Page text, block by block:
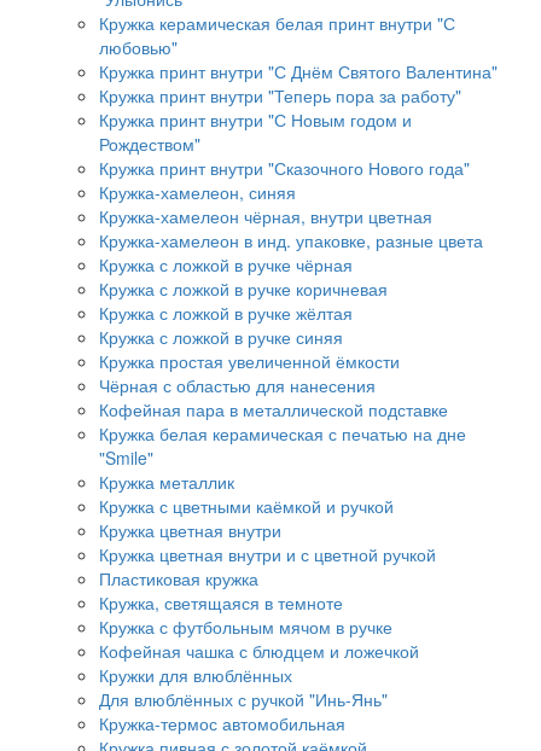
Кружка керамическая белая принт внутри "С
любовью"
Кружка принт внутри "С Днём Святого Валентина"
Кружка принт внутри "Теперь пора за работу"
Кружка принт внутри "С Новым годом и
Рождеством"
Кружка принт внутри "Сказочного Нового года"
Кружка-хамелеон, синяя
Кружка-хамелеон чёрная, внутри цветная
Кружка-хамелеон в инд. упаковке, разные цвета
Кружка с ложкой в ручке чёрная
Кружка с ложкой в ручке коричневая
Кружка с ложкой в ручке жёлтая
Кружка с ложкой в ручке синяя
Кружка простая увеличенной ёмкости
Чёрная с областью для нанесения
Кофейная пара в металлической подставке
Кружка белая керамическая с печатью на дне
"Smile"
Кружка металлик
Кружка с цветными каёмкой и ручкой
Кружка цветная внутри
Кружка цветная внутри и с цветной ручкой
Пластиковая кружка
Кружка, светящаяся в темноте
Кружка с футбольным мячом в ручке
Кофейная чашка с блюдцем и ложечкой
Кружки для влюблённых
Для влюблённых с ручкой "Инь-Янь"
Кружка-термос автомобильная